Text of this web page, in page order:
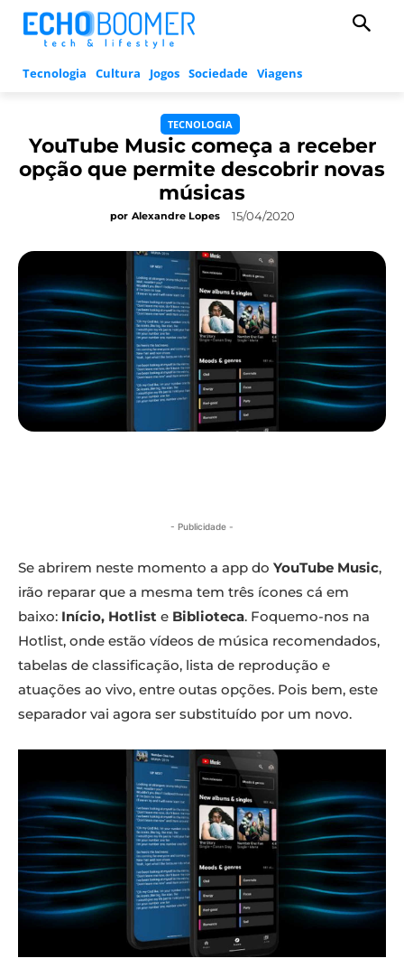
Tecnologia Cultura Jogos Sociedade Viagens
TECNOLOGIA
YouTube Music começa a receber
opção que permite descobrir novas
músicas
por Alexandre Lopes 15/04/2020
- Publicidade -
Se abrirem neste momento a app do YouTube Music,
irão reparar que a mesma tem três ícones cá em
baixo: Início, Hotlist e Biblioteca. Foquemo-nos na
Hotlist, onde estão vídeos de música recomendados,
tabelas de classificação, lista de reprodução e
atuações ao vivo, entre outas opções. Pois bem, este
separador vai agora ser substituído por um novo.